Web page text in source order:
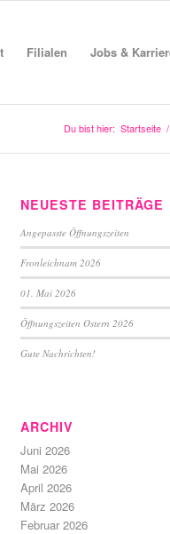
Filialen Jobs &
Du bist hier: Startseite /
NEUESTE BEITRÄGE
Angepasste Öffnungszeiten
Fronleichnam 2026
01. Mai 2026
Öffnungszeiten Ostern 2026
Gute Nachrichten!
ARCHIV
Juni 2026
Mai 2026
April 2026
März 2026
Februar 2026